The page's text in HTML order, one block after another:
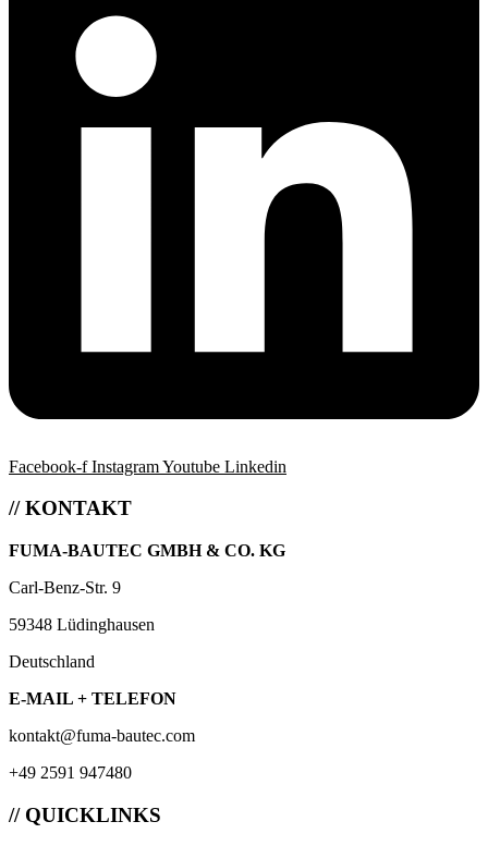
Facebook-f InstagramYoutube Linkedin
// KONTAKT
FUMA-BAUTEC GMBH & CO. KG
Carl-Benz-Str. 9
59348 Lüdinghausen
Deutschland
E-MAIL + TELEFON
kontakt@fuma-bautec.com
+49 2591 947480
// QUICKLINKS